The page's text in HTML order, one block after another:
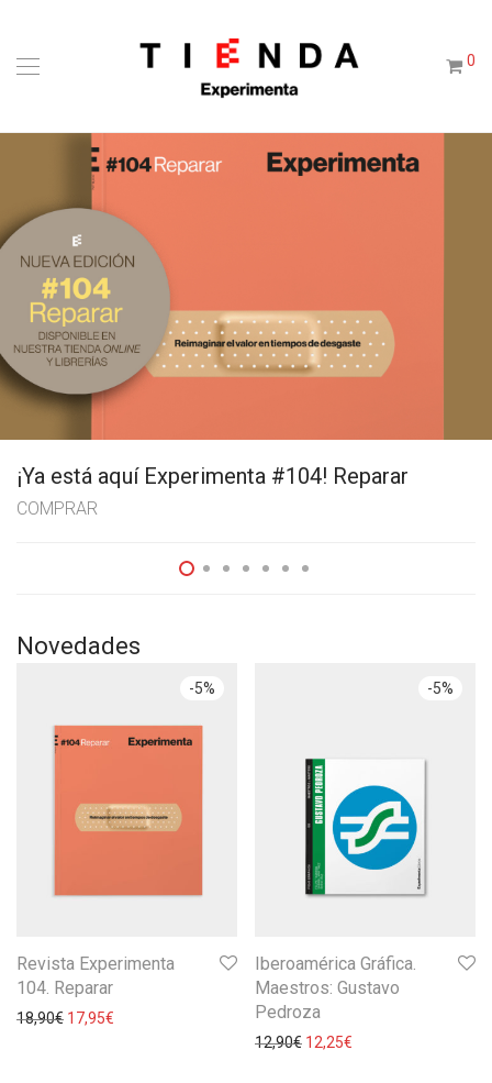
0
¡Ya está aquí Experimenta #104! Reparar
COMPRAR
Novedades
-5%
Revista Experimenta
104. Reparar
18,90€ 17,95€
-5%
Iberoamérica Gráfica.
Maestros: Gustavo
Pedroza
12,90€ 12,25€